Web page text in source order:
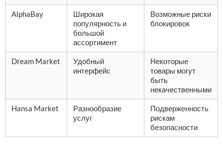
AlphaBay
Широкая
популярность и
большой
ассортимент
Возможные риски
блокировок
Dream Market
Удобный
интерфейс
Некоторые
товары могут
быть
некачественными
Hansa Market
Разнообразие
услуг
Подверженность
рискам
безопасности